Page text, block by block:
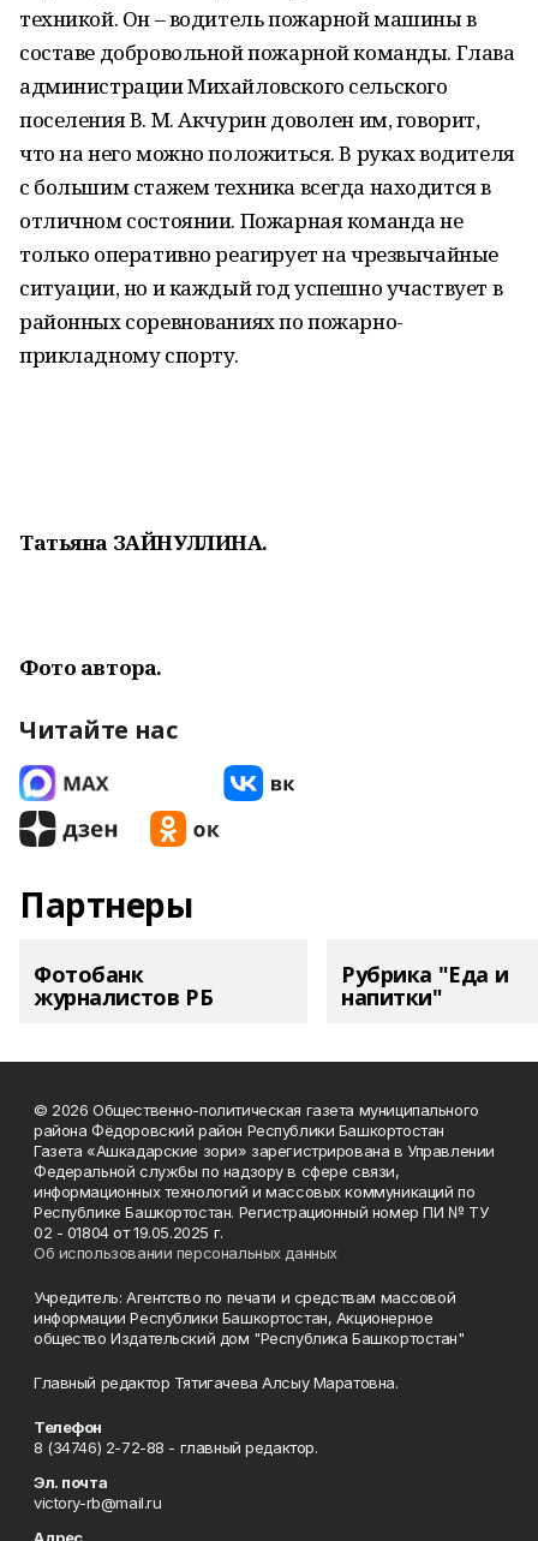
техникой. Он – водитель пожарной машины в
составе добровольной пожарной команды. Глава
администрации Михайловского сельского
поселения В. М. Акчурин доволен им, говорит,
что на него можно положиться. В руках водителя
с большим стажем техника всегда находится в
отличном состоянии. Пожарная команда не
только оперативно реагирует на чрезвычайные
ситуации, но и каждый год успешно участвует в
районных соревнованиях по пожарно-
прикладному спорту.
Татьяна ЗАЙНУЛЛИНА.
Фото автора.
Читайте нас
Партнеры
Фотобанк
журналистов РБ
Рубрика "Еда и
напитки"
© 2026 Общественно-политическая газета муниципального
района Фёдоровский район Республики Башкортостан
Газета «Ашкадарские зори» зарегистрирована в Управлении
Федеральной службы по надзору в сфере связи,
информационных технологий и массовых коммуникаций по
Республике Башкортостан. Регистрационный номер ПИ № ТУ
02 - 01804 от 19.05.2025 г.
Об использовании персональных данных
Учредитель: Агентство по печати и средствам массовой
информации Республики Башкортостан, Акционерное
общество Издательский дом "Республика Башкортостан"
Главный редактор Тятигачева Алсыу Маратовна.
Телефон
8 (34746) 2-72-88 - главный редактор.
Эл. почта
victory-rb@mail.ru